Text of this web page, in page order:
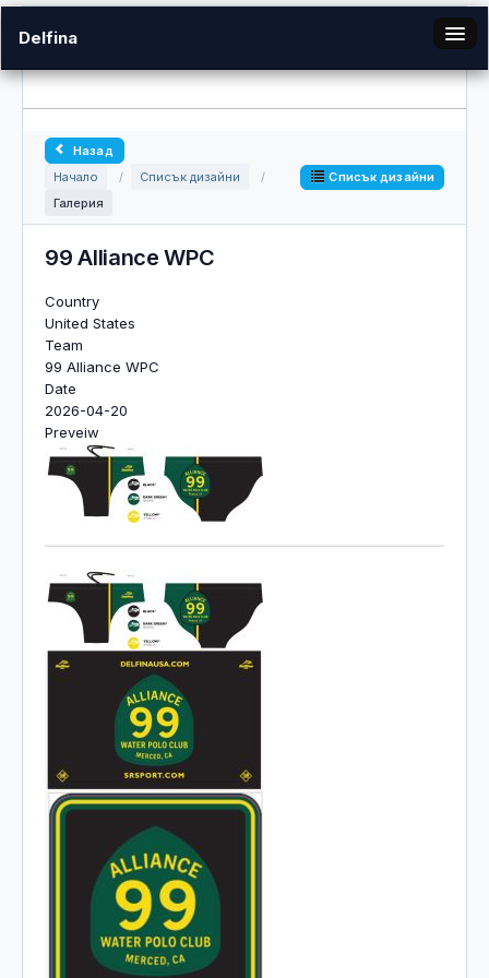
Delfina
Галерия
Вход
Назад
Начало
/ Списък дизайни
/
Галерия
Списък дизайни
99 Alliance WPC
Country
United States
Team
99 Alliance WPC
Date
2026-04-20
Preveiw